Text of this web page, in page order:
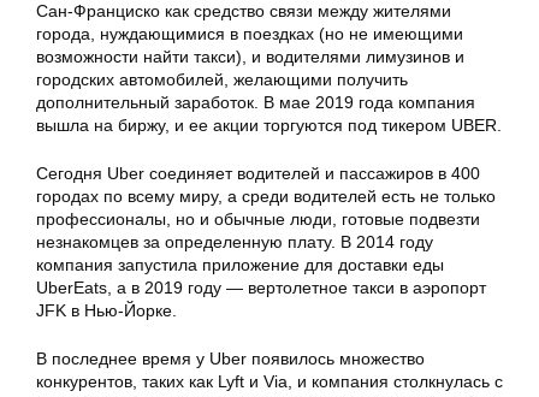
Сан-Франциско как средство связи между жителями
города, нуждающимися в поездках (но не имеющими
возможности найти такси), и водителями лимузинов и
городских автомобилей, желающими получить
дополнительный заработок. В мае 2019 года компания
вышла на биржу, и ее акции торгуются под тикером UBER.
Сегодня Uber соединяет водителей и пассажиров в 400
городах по всему миру, а среди водителей есть не только
профессионалы, но и обычные люди, готовые подвезти
незнакомцев за определенную плату. В 2014 году
компания запустила приложение для доставки еды
UberEats, а в 2019 году — вертолетное такси в аэропорт
JFK в Нью-Йорке.
В последнее время у Uber появилось множество
конкурентов, таких как Lyft и Via, и компания столкнулась с